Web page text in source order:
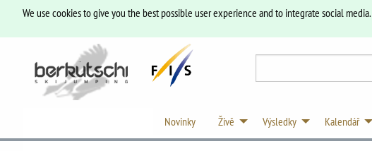
We use cookies to give you the best possible user experience and to integrate social media.
Novinky Živě Výsledky Kalendář